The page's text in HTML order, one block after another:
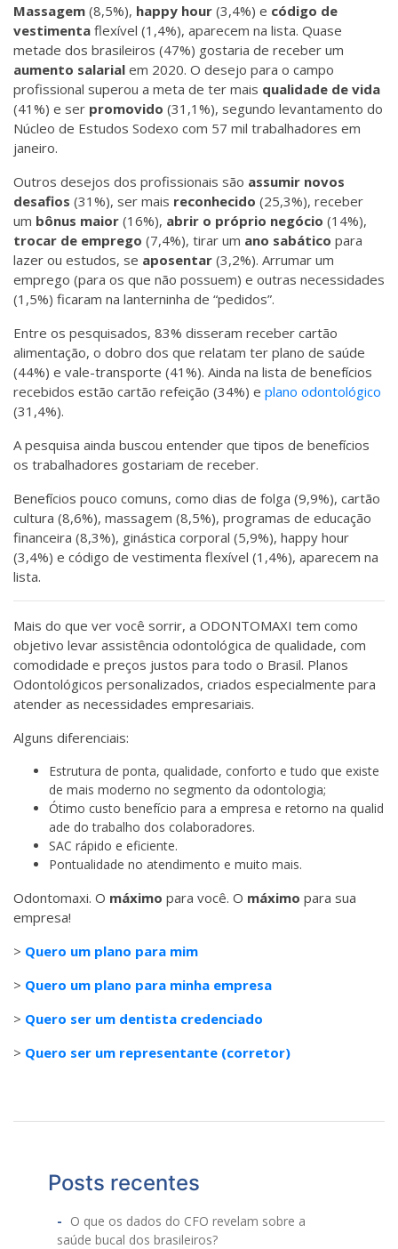
Massagem (8,5%), happy hour (3,4%) e código de
vestimenta flexível (1,4%), aparecem na lista. Quase
metade dos brasileiros (47%) gostaria de receber um
aumento salarial em 2020. O desejo para o campo
profissional superou a meta de ter mais qualidade de vida
(41%) e ser promovido (31,1%), segundo levantamento do
Núcleo de Estudos Sodexo com 57 mil trabalhadores em
janeiro.
Outros desejos dos profissionais são assumir novos
desafios (31%), ser mais reconhecido (25,3%), receber
um bônus maior (16%), abrir o próprio negócio (14%),
trocar de emprego (7,4%), tirar um ano sabático para
lazer ou estudos, se aposentar (3,2%). Arrumar um
emprego (para os que não possuem) e outras necessidades
(1,5%) ficaram na lanterninha de “pedidos”.
Entre os pesquisados, 83% disseram receber cartão
alimentação, o dobro dos que relatam ter plano de saúde
(44%) e vale-transporte (41%). Ainda na lista de benefícios
recebidos estão cartão refeição (34%) e plano odontológico
(31,4%).
A pesquisa ainda buscou entender que tipos de benefícios
os trabalhadores gostariam de receber.
Benefícios pouco comuns, como dias de folga (9,9%), cartão
cultura (8,6%), massagem (8,5%), programas de educação
financeira (8,3%), ginástica corporal (5,9%), happy hour
(3,4%) e código de vestimenta flexível (1,4%), aparecem na
lista.
Mais do que ver você sorrir, a ODONTOMAXI tem como
objetivo levar assistência odontológica de qualidade, com
comodidade e preços justos para todo o Brasil. Planos
Odontológicos personalizados, criados especialmente para
atender as necessidades empresariais.
Alguns diferenciais:
Estrutura de ponta, qualidade, conforto e tudo que existe
de mais moderno no segmento da odontologia;
Ótimo custo benefício para a empresa e retorno na qualid
ade do trabalho dos colaboradores.
SAC rápido e eficiente.
Pontualidade no atendimento e muito mais.
Odontomaxi. O máximo para você. O máximo para sua
empresa!
> Quero um plano para mim
> Quero um plano para minha empresa
> Quero ser um dentista credenciado
> Quero ser um representante (corretor)
Posts recentes
O que os dados do CFO revelam sobre a
saúde bucal dos brasileiros?